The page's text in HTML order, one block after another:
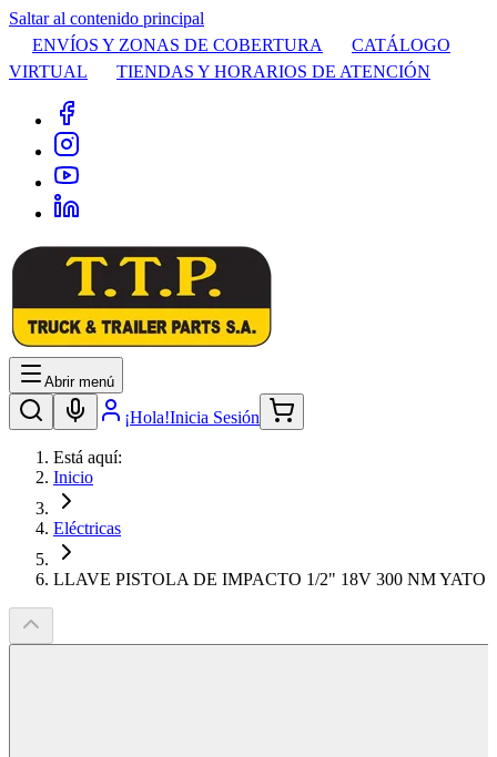
Saltar al contenido principal
ENVÍOS Y ZONAS DE COBERTURA
CATÁLOGO
VIRTUAL
TIENDAS Y HORARIOS DE ATENCIÓN
Abrir menú
¡Hola!Inicia Sesión
Está aquí:
Inicio
Eléctricas
LLAVE PISTOLA DE IMPACTO 1/2" 18V 300 NM YATO